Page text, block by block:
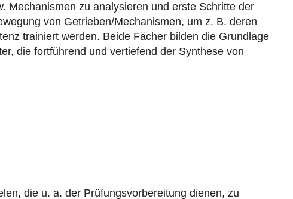
Mechanismen zu analysieren und erste Schritte der
von Getrieben/Mechanismen, um z. B. deren
trainiert werden. Beide Fächer bilden die Grundlage
die fortführend und vertiefend der Synthese von
die u. a. der Prüfungsvorbereitung dienen, zu